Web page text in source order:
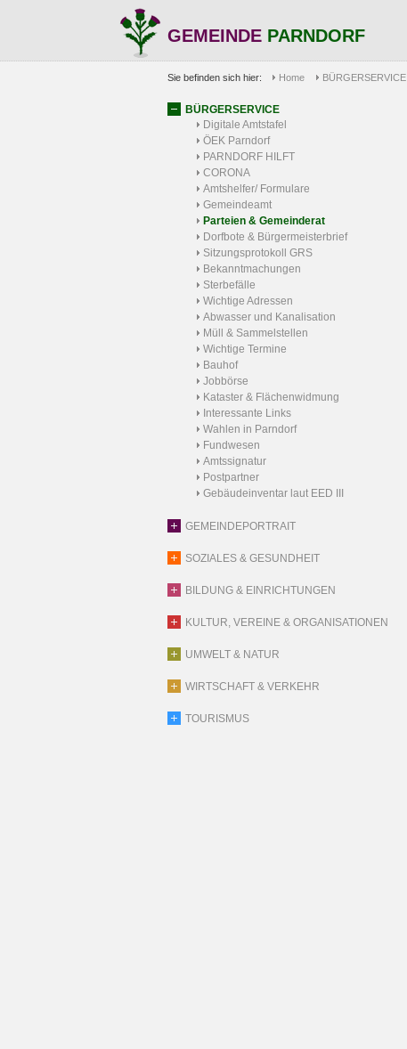
GEMEINDE PARNDORF
Sie befinden sich hier: Home BÜRGERSERVICE
BÜRGERSERVICE
Digitale Amtstafel
ÖEK Parndorf
PARNDORF HILFT
CORONA
Amtshelfer/ Formulare
Gemeindeamt
Parteien & Gemeinderat
Dorfbote & Bürgermeisterbrief
Sitzungsprotokoll GRS
Bekanntmachungen
Sterbefälle
Wichtige Adressen
Abwasser und Kanalisation
Müll & Sammelstellen
Wichtige Termine
Bauhof
Jobbörse
Kataster & Flächenwidmung
Interessante Links
Wahlen in Parndorf
Fundwesen
Amtssignatur
Postpartner
Gebäudeinventar laut EED III
GEMEINDEPORTRAIT
SOZIALES & GESUNDHEIT
BILDUNG & EINRICHTUNGEN
KULTUR, VEREINE & ORGANISATIONEN
UMWELT & NATUR
WIRTSCHAFT & VERKEHR
TOURISMUS